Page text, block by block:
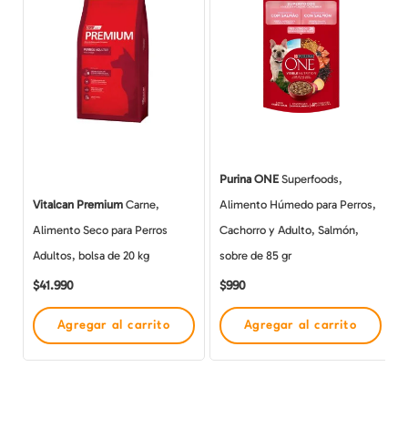
Vitalcan Premium Carne,
Alimento Seco para Perros
Adultos, bolsa de 20 kg
$41.990
Agregar al carrito
Purina ONE Superfoods,
Alimento Húmedo para Perros,
Cachorro y Adulto, Salmón,
sobre de 85 gr
$990
Agregar al carrito